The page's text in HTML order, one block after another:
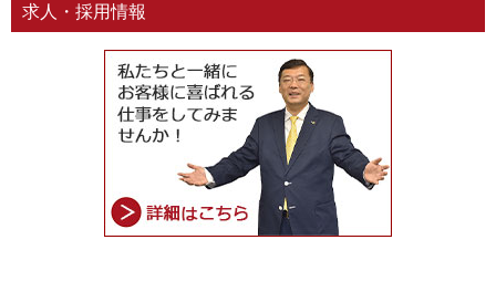
求人・採用情報